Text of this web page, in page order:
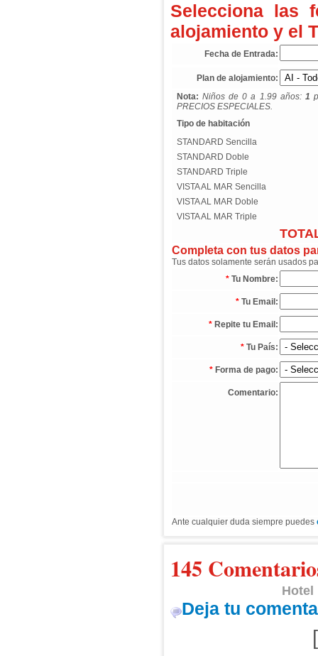
Selecciona las
alojamiento y el
Fecha de Entrada:
Plan de alojamiento:
Nota: Niños de 0 a 1.99 años: 1
PRECIOS ESPECIALES.
Tipo de habitación
STANDARD Sencilla
STANDARD Doble
STANDARD Triple
VISTA AL MAR Sencilla
VISTA AL MAR Doble
VISTA AL MAR Triple
Completa con tus datos
Tus datos solamente serán usados
* Tu Nombre:
* Tu Email:
* Repite tu Email:
* Tu País:
* Forma de pago:
Comentario:
Ante cualquier duda siempre puedes
145
Hotel
Deja tu